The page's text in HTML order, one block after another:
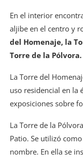
En el interior
aljibe en el centro y
del Homenaje, la
Torre de la Pólvora.
La Torre del
uso residencial en la
exposiciones sobre
La Torre de la
Patio. Se utilizó como
nombre. En ella se